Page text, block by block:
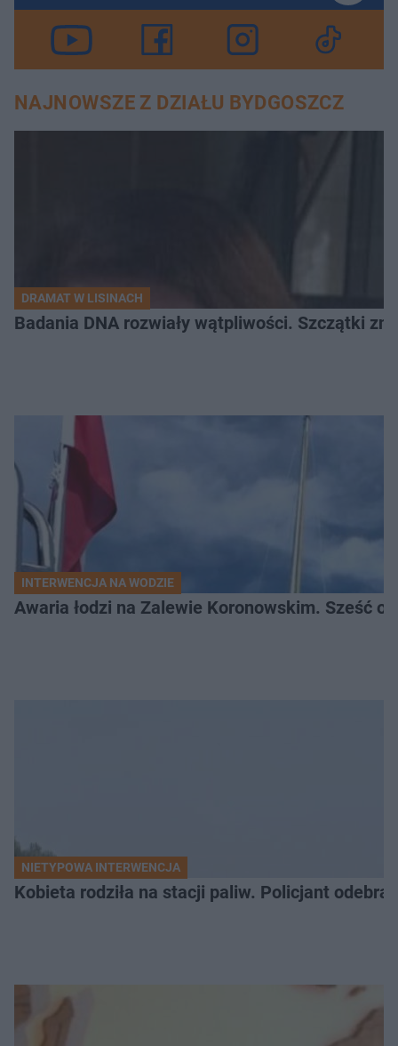
NAJNOWSZE Z DZIAŁU BYDGOSZCZ
DRAMAT W LISINACH
Badania DNA rozwiały wątpliwości. Szczątki
INTERWENCJA NA WODZIE
Awaria łodzi na Zalewie Koronowskim. Sześć
NIETYPOWA INTERWENCJA
Kobieta rodziła na stacji paliw. Policjant